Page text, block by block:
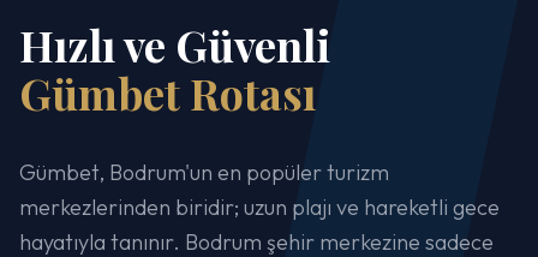
Hızlı ve Güvenli
Gümbet Rotası
Gümbet, Bodrum'un en popüler turizm
merkezlerinden biridir; uzun plajı ve hareketli gece
hayatıyla tanınır. Bodrum şehir merkezine sadece